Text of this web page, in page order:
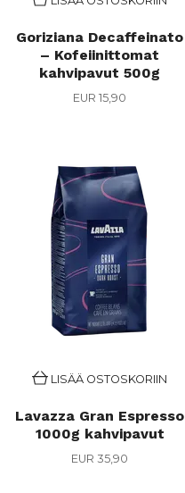
Goriziana Decaffeinato
– Kofeiinittomat
kahvipavut 500g
EUR 15,90
LISÄÄ OSTOSKORIIN
Lavazza Gran Espresso
1000g kahvipavut
EUR 35,90